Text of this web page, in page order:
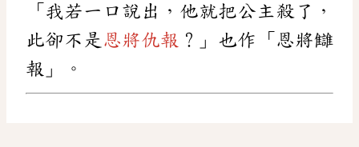
「我若一口說出，他就把公主殺了，
此卻不是 恩將仇報 ？」也作「恩將讎
報」。